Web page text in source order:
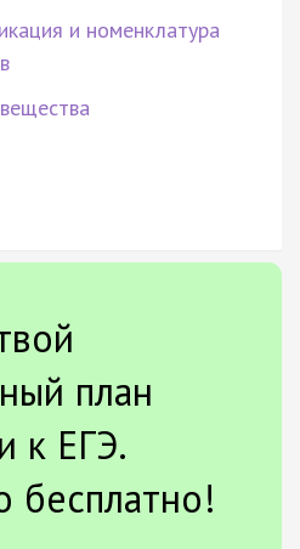
и номенклатура
план
к ЕГЭ.
бесплатно!